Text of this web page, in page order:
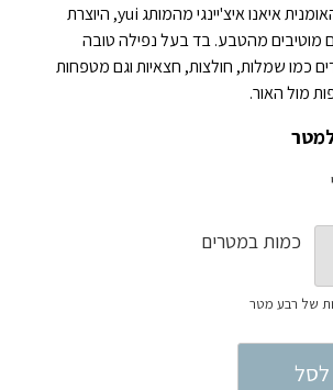
הבד מעוצב על ידי האומנית איאנו איצ'יינגי מהמותג yui, היוצרת
מוטיבים מהטבע. בדבעל נפילה טובה
כמו שמלות, חולצות, חצאיות וגם מטפחות
מול האור.
כמות במטרים
לסל